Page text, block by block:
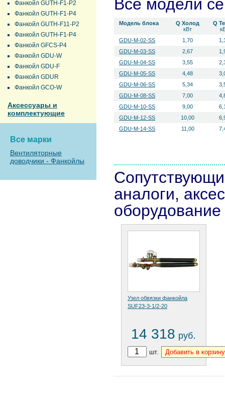
Фанкойл GUTH-F1-P2
Фанкойл GUTH-F1-P4
Фанкойл GUTH-F11-P2
Фанкойл GUTH-F1-P4
Фанкойл GFCS-P4
Фанкойл GDU-W
Фанкойл GDU-F
Фанкойл GDUR
Фанкойл GCO-W
Аксессуары и
комплектующие
Все марки
Вентиляторные
доводчики - Фанкойлы
Все модели
Модель блока
Q Холод
кВт
Q
GDU-M-02-SS
1,70
GDU-M-03-SS
2,67
GDU-M-04-SS
3,55
GDU-M-05-SS
4,48
GDU-M-06-SS
5,34
GDU-M-08-SS
7,00
GDU-M-10-SS
9,00
GDU-M-12-SS
10,00
GDU-M-14-SS
11,00
аналоги,
оборудование
Узел обвязки фанкойла
SUF23-3-1/2-20
14 318 руб.
шт.